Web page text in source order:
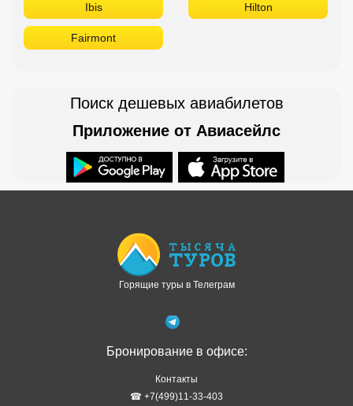
Ibis Hilton
Fairmont
Поиск дешевых авиабилетов
Приложение от Авиасейлс
Горящие туры в Телеграм
Бронирование в офисе:
Контакты
☎ +7(499)11-33-403